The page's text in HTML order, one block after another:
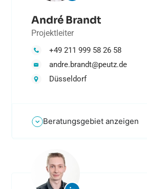
André Brandt
Projektleiter
+49 211 999 58 26 58
andre.brandt@peutz.de
Düsseldorf
Beratungsgebiet anzeigen